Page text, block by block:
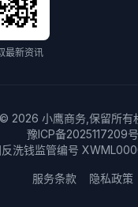
最新资讯
© 2026 小鹰商务,保留所有
豫ICP备2025117209号
洗钱监管编号
服务条款 隐私政策